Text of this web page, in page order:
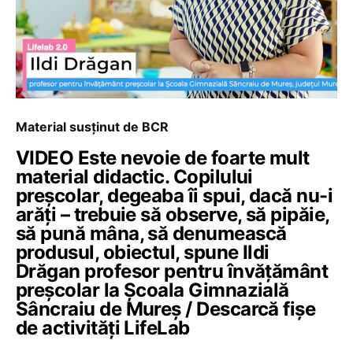
Material susținut de BCR
VIDEO Este nevoie de foarte mult
material didactic. Copilului
preșcolar, degeaba îi spui, dacă nu-i
arăți – trebuie să observe, să pipăie,
să pună mâna, să denumească
produsul, obiectul, spune Ildi
Drăgan profesor pentru învățământ
preșcolar la Școala Gimnazială
Sâncraiu de Mureș / Descarcă fișe
de activități LifeLab